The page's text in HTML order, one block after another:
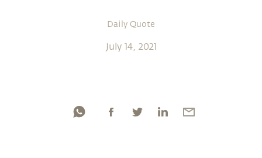
Daily Quote
July 14, 2021